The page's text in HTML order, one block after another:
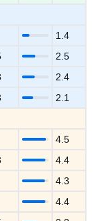
1.4
2.5
2.4
2.1
4.5
4.4
4.3
4.4